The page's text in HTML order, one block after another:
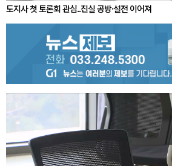
도지사 첫 토론회 관심..진실 공방·설전 이어져